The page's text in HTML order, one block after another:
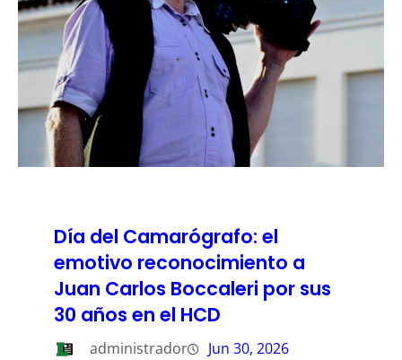
Día del Camarógrafo: el
emotivo reconocimiento a
Juan Carlos Boccaleri por sus
30 años en el HCD
administrador Jun 30, 2026